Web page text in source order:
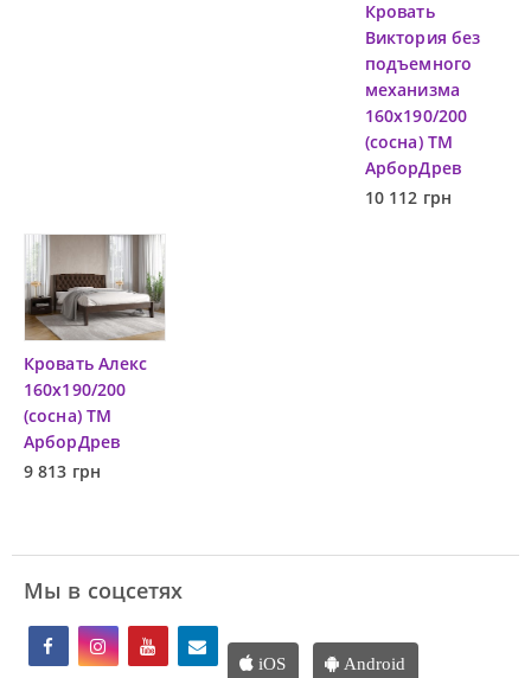
Кровать
Виктория без
подъемного
механизма
160х190/200
(сосна) ТМ
АрборДрев
10 112 грн
Кровать Алекс
160х190/200
(сосна) ТМ
АрборДрев
9 813 грн
Мы в соцсетях
iOS Android